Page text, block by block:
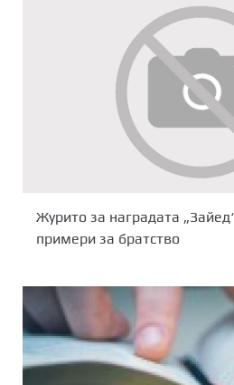
Журито за наградата
примери за братство